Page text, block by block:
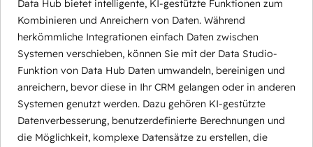
Data Hub bietet intelligente, KI-gestützte Funktionen zum
Kombinieren und Anreichern von Daten. Während
herkömmliche Integrationen einfach Daten zwischen
Systemen verschieben, können Sie mit der Data Studio-
Funktion von Data Hub Daten umwandeln, bereinigen und
anreichern, bevor diese in Ihr CRM gelangen oder in anderen
Systemen genutzt werden. Dazu gehören KI-gestützte
Datenverbesserung, benutzerdefinierte Berechnungen und
die Möglichkeit, komplexe Datensätze zu erstellen, die